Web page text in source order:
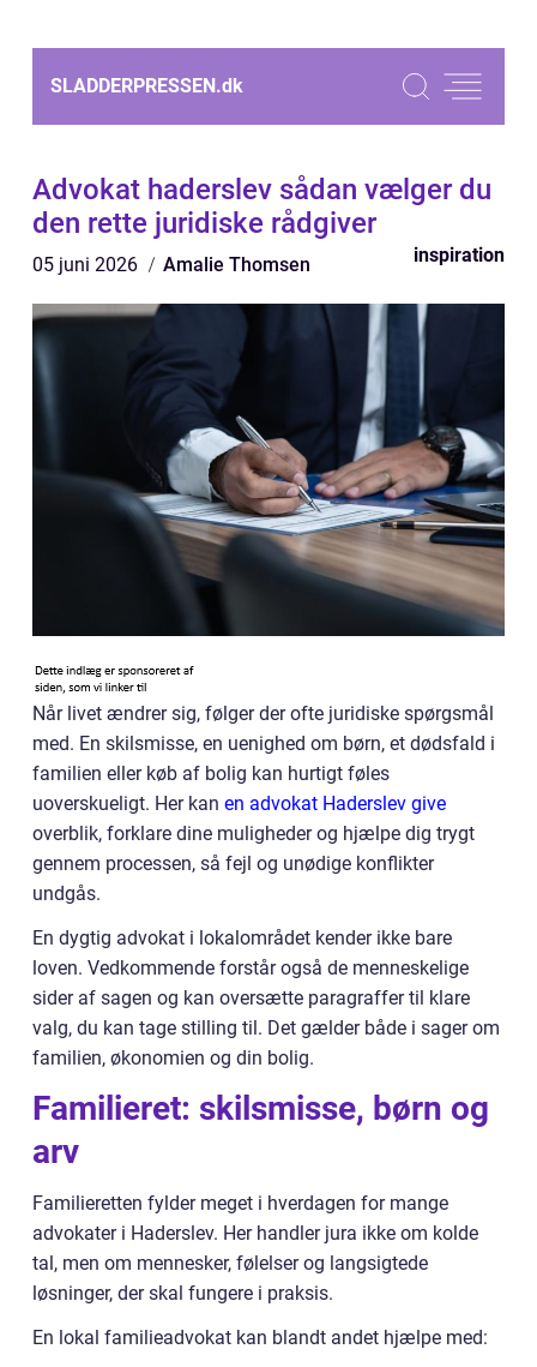
SLADDERPRESSEN.dk
Advokat haderslev sådan vælger du
den rette juridiske rådgiver
05 juni 2026 Amalie Thomsen inspiration
Når livet ændrer sig, følger der ofte juridiske spørgsmål
med. En skilsmisse, en uenighed om børn, et dødsfald i
familien eller køb af bolig kan hurtigt føles
uoverskueligt. Her kan en advokat Haderslev give
overblik, forklare dine muligheder og hjælpe dig trygt
gennem processen, så fejl og unødige konflikter
undgås.
En dygtig advokat i lokalområdet kender ikke bare
loven. Vedkommende forstår også de menneskelige
sider af sagen og kan oversætte paragraffer til klare
valg, du kan tage stilling til. Det gælder både i sager om
familien, økonomien og din bolig.
Familieret: skilsmisse, børn og
arv
Familieretten fylder meget i hverdagen for mange
advokater i Haderslev. Her handler jura ikke om kolde
tal, men om mennesker, følelser og langsigtede
løsninger, der skal fungere i praksis.
En lokal familieadvokat kan blandt andet hjælpe med: